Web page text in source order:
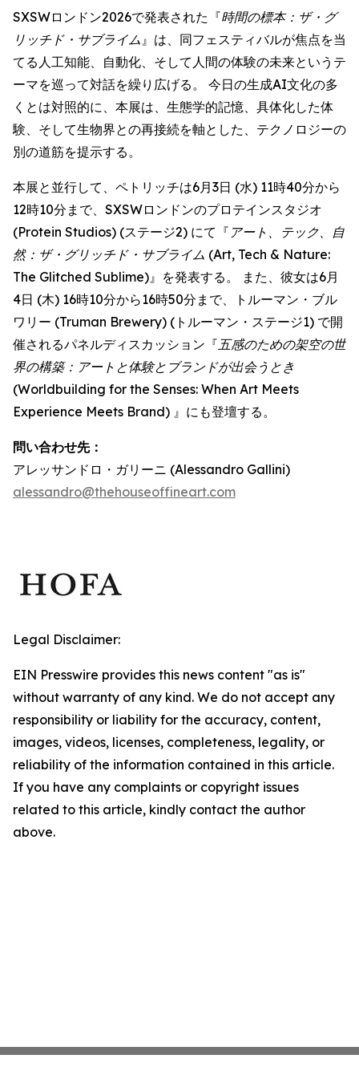
SXSWロンドン2026で発表された『時間の標本：ザ・グ
リッチド・サブライム』は、同フェスティバルが焦点を当
てる人工知能、自動化、そして人間の体験の未来というテ
ーマを巡って対話を繰り広げる。 今日の生成AI文化の多
くとは対照的に、本展は、生態学的記憶、具体化した体
験、そして生物界との再接続を軸とした、テクノロジーの
別の道筋を提示する。
本展と並行して、ペトリッチは6月3日 (水) 11時40分から
12時10分まで、SXSWロンドンのプロテインスタジオ
(Protein Studios) (ステージ2) にて『 アート、テック、自
然：ザ・グリッチド・サブライム (Art, Tech & Nature:
The Glitched Sublime)』を発表する。 また、彼女は6月
4日 (木) 16時10分から16時50分まで、トルーマン・ブル
ワリー (Truman Brewery) (トルーマン・ステージ1) で開
催されるパネルディスカッション『五感のための架空の世
界の構築：アートと体験とブランドが出会うとき
(Worldbuilding for the Senses: When Art Meets
Experience Meets Brand) 』にも登壇する。
問い合わせ先：
アレッサンドロ・ガリーニ (Alessandro Gallini)
alessandro@thehouseoffineart.com
Legal Disclaimer:
EIN Presswire provides this news content "as is"
without warranty of any kind. We do not accept any
responsibility or liability for the accuracy, content,
images, videos, licenses, completeness, legality, or
reliability of the information contained in this article.
If you have any complaints or copyright issues
related to this article, kindly contact the author
above.